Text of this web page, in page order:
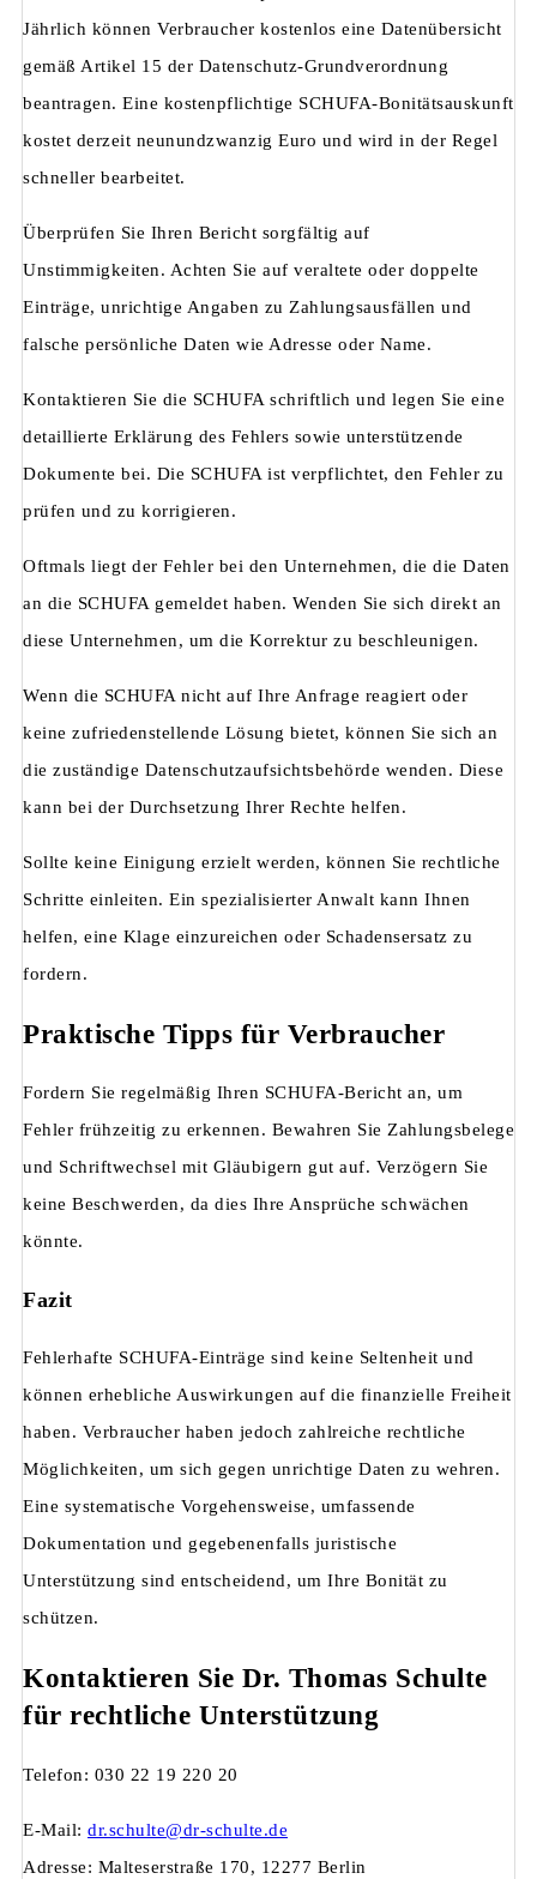
Jährlich können Verbraucher kostenlos eine Datenübersicht
gemäß Artikel 15 der Datenschutz-Grundverordnung
beantragen. Eine kostenpflichtige SCHUFA-Bonitätsauskunft
kostet derzeit neunundzwanzig Euro und wird in der Regel
schneller bearbeitet.
Überprüfen Sie Ihren Bericht sorgfältig auf
Unstimmigkeiten. Achten Sie auf veraltete oder doppelte
Einträge, unrichtige Angaben zu Zahlungsausfällen und
falsche persönliche Daten wie Adresse oder Name.
Kontaktieren Sie die SCHUFA schriftlich und legen Sie eine
detaillierte Erklärung des Fehlers sowie unterstützende
Dokumente bei. Die SCHUFA ist verpflichtet, den Fehler zu
prüfen und zu korrigieren.
Oftmals liegt der Fehler bei den Unternehmen, die die Daten
an die SCHUFA gemeldet haben. Wenden Sie sich direkt an
diese Unternehmen, um die Korrektur zu beschleunigen.
Wenn die SCHUFA nicht auf Ihre Anfrage reagiert oder
keine zufriedenstellende Lösung bietet, können Sie sich an
die zuständige Datenschutzaufsichtsbehörde wenden. Diese
kann bei der Durchsetzung Ihrer Rechte helfen.
Sollte keine Einigung erzielt werden, können Sie rechtliche
Schritte einleiten. Ein spezialisierter Anwalt kann Ihnen
helfen, eine Klage einzureichen oder Schadensersatz zu
fordern.
Praktische Tipps für Verbraucher
Fordern Sie regelmäßig Ihren SCHUFA-Bericht an, um
Fehler frühzeitig zu erkennen. Bewahren Sie Zahlungsbelege
und Schriftwechsel mit Gläubigern gut auf. Verzögern Sie
keine Beschwerden, da dies Ihre Ansprüche schwächen
könnte.
Fazit
Fehlerhafte SCHUFA-Einträge sind keine Seltenheit und
können erhebliche Auswirkungen auf die finanzielle Freiheit
haben. Verbraucher haben jedoch zahlreiche rechtliche
Möglichkeiten, um sich gegen unrichtige Daten zu wehren.
Eine systematische Vorgehensweise, umfassende
Dokumentation und gegebenenfalls juristische
Unterstützung sind entscheidend, um Ihre Bonität zu
schützen.
Kontaktieren Sie Dr. Thomas Schulte
für rechtliche Unterstützung
Telefon: 030 22 19 220 20
E-Mail: dr.schulte@dr-schulte.de
Adresse: Malteserstraße 170, 12277 Berlin